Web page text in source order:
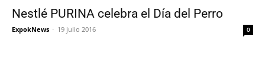
Nestlé PURINA celebra el Día del Perro
ExpokNews - 19 julio 2016 0